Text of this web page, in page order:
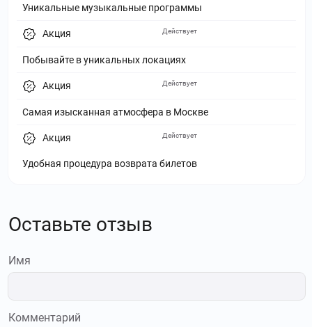
Уникальные музыкальные программы
Акция
Побывайте в уникальных локациях
Действует
Акция
Самая изысканная атмосфера в Москве
Действует
Акция
Удобная процедура возврата билетов
Действует
Оставьте отзыв
Имя
Комментарий